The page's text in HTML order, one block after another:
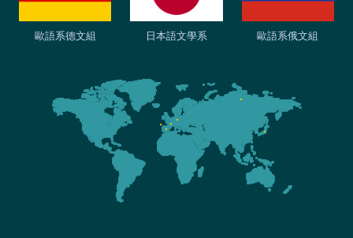
歐語系德文組 日本語文學系 歐語系俄文組